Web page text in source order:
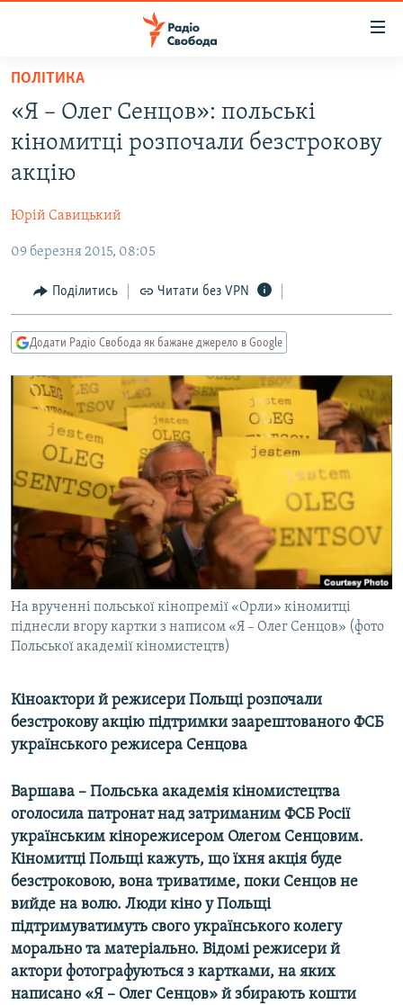
Перейти
основного
матеріалу
Перейти
до
основної
навігації
Перейти
пошуку
СТАТТІ
ЕКОНОМІКА
СУСПІЛЬСТВО
КУЛЬТУРА
УКРАЇНА
СВІТ
РОСІЙСЬКА «ФІЛЬТРАЦІЯ»
ДОНБАС.РЕАЛІЇ
КРИМ.РЕАЛІЇ
СХЕМИ
ПРИАЗОВ’Я
КИТАЙ.ВИКЛИКИ
МУЛЬТИМЕДІА
ФОТО
СПЕЦПРОЄКТИ
ПОДКАСТИ
РУС
УКР
ДОЛУЧАЙСЯ!
Усі сайти RFE/RL
ПОЛІТИКА
«Я – Олег Сенцов»: польські
кіномитці розпочали безстрокову
акцію
Юрій Савицький
09 березня 2015, 08:05
Поділитись Читати без VPN
Додати Радіо Свобода як бажане джерело в Google
На врученні польської кінопремії «Орли» кіномитці
піднесли вгору картки з написом «Я – Олег Сенцов» (фото
Польської академії кіномистецтв)
Кіноактори й режисери Польщі розпочали
безстрокову акцію підтримки заарештованого ФСБ
українського режисера Сенцова
Варшава – Польська академія кіномистецтва
оголосила патронат над затриманим ФСБ Росії
українським кінорежисером Олегом Сенцовим.
Кіномитці Польщі кажуть, що їхня акція буде
безстроковою, вона триватиме, поки Сенцов не
вийде на волю. Люди кіно у Польщі
підтримуватимуть свого українського колегу
морально та матеріально. Відомі режисери й
актори фотографуються з картками, на яких
написано «Я – Олег Сенцов» й збирають кошти